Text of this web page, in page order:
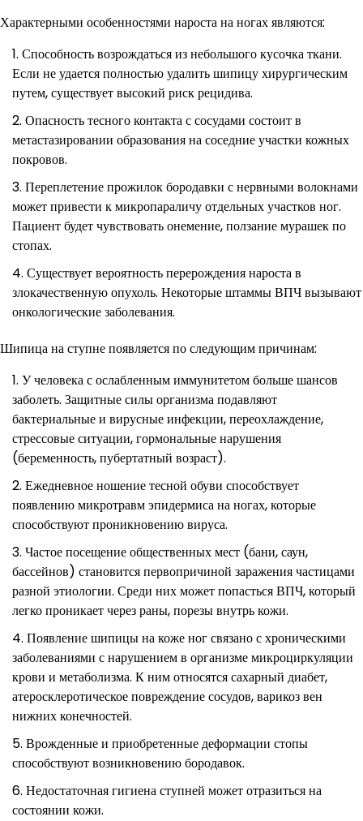
Характерными особенностями нароста на ногах являются:
Способность возрождаться из небольшого кусочка ткани.
Если не удается полностью удалить шипицу хирургическим
путем, существует высокий риск рецидива.
Опасность тесного контакта с сосудами состоит в
метастазировании образования на соседние участки кожных
покровов.
Переплетение прожилок бородавки с нервными волокнами
может привести к микропараличу отдельных участков ног.
Пациент будет чувствовать онемение, ползание мурашек по
стопах.
Существует вероятность перерождения нароста в
злокачественную опухоль. Некоторые штаммы ВПЧ вызывают
онкологические заболевания.
Шипица на ступне появляется по следующим причинам:
У человека с ослабленным иммунитетом больше шансов
заболеть. Защитные силы организма подавляют
бактериальные и вирусные инфекции, переохлаждение,
стрессовые ситуации, гормональные нарушения
(беременность, пубертатный возраст).
Ежедневное ношение тесной обуви способствует
появлению микротравм эпидермиса на ногах, которые
способствуют проникновению вируса.
Частое посещение общественных мест (бани, саун,
бассейнов) становится первопричиной заражения частицами
разной этиологии. Среди них может попасться ВПЧ, который
легко проникает через раны, порезы внутрь кожи.
Появление шипицы на коже ног связано с хроническими
заболеваниями с нарушением в организме микроциркуляции
крови и метаболизма. К ним относятся сахарный диабет,
атеросклеротическое повреждение сосудов, варикоз вен
нижних конечностей.
Врожденные и приобретенные деформации стопы
способствуют возникновению бородавок.
Недостаточная гигиена ступней может отразиться на
состоянии кожи.